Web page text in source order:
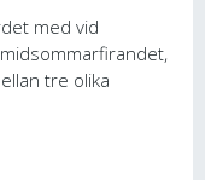
med vid
tre olika